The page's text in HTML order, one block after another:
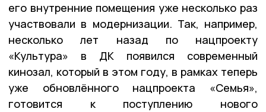
его внутренние помещения уже несколько раз
участвовали в модернизации. Так, например,
несколько лет назад по нацпроекту
«Культура» в ДК появился современный
кинозал, который в этом году, в рамках теперь
уже обновлённого нацпроекта «Семья»,
готовится к поступлению нового